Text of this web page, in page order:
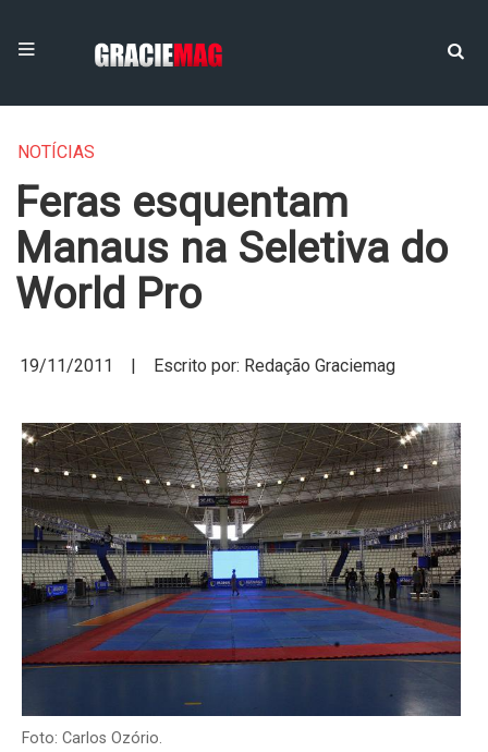
NOTÍCIAS
Feras esquentam
Manaus na Seletiva do
World Pro
19/11/2011 | Escrito por: Redação Graciemag
Foto: Carlos Ozório.